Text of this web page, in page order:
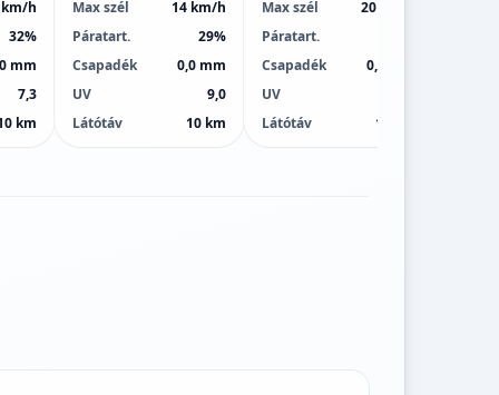
km/h
32%
mm
7,3
km
Max szél
14 km/h
Páratart.
29%
Csapadék
0,0 mm
UV
9,0
Látótáv
10 km
Max szél
20 km/h
Páratart.
Csapadék
0,0 mm
UV
Látótáv
10 km